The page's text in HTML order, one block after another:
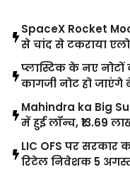
SpaceX Rocket
से चांद से टकराया
प्लास्टिक के नए
कागजी नोट हो जाएंगे
Mahindra ka Big
में हुई लॉन्च, ₹13.69
LIC OFS पर सरकार
रिटेल निवेशक 5